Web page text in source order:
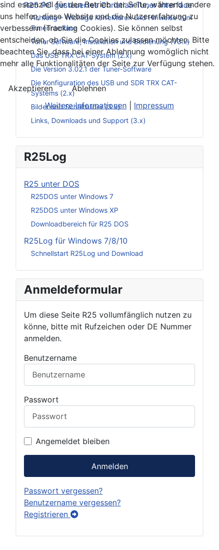
R25 PC gesteuertes Christian Tuner Interface
Achtung – Wichtige Korrekturen und Hinweise zum
Tunerinterface
Tuner Software, Installation und Bedienung (V3.x)
Das USB TRX CAT-System (2.x)
Die Version 3.02.1 der Tuner-Software
Die Konfiguration des USB und SDR TRX CAT-
Systems (2.x)
Bilder und Schaltbilder (3.x)
Links, Downloads und Support (3.x)
R25Log
R25 unter DOS
R25DOS unter Windows 7
R25DOS unter Windows XP
Downloadbereich für R25 DOS
R25Log für Windows 7/8/10
Schnellstart R25Log und Download
Anmeldeformular
Um diese Seite R25 vollumfänglich nutzen zu
könne, bitte mit Rufzeichen oder DE Nummer
anmelden.
Benutzername
Passwort
Angemeldet bleiben
Anmelden
Passwort vergessen?
Benutzername vergessen?
Registrieren
sind essenziell für den Betrieb der Seite, während andere
uns helfen, diese Website und die Nutzererfahrung zu
verbessern (Tracking Cookies). Sie können selbst
entscheiden, ob Sie die Cookies zulassen möchten. Bitte
beachten Sie, dass bei einer Ablehnung womöglich nicht
mehr alle Funktionalitäten der Seite zur Verfügung stehen.
Akzeptieren
Ablehnen
Weitere Informationen
Impressum